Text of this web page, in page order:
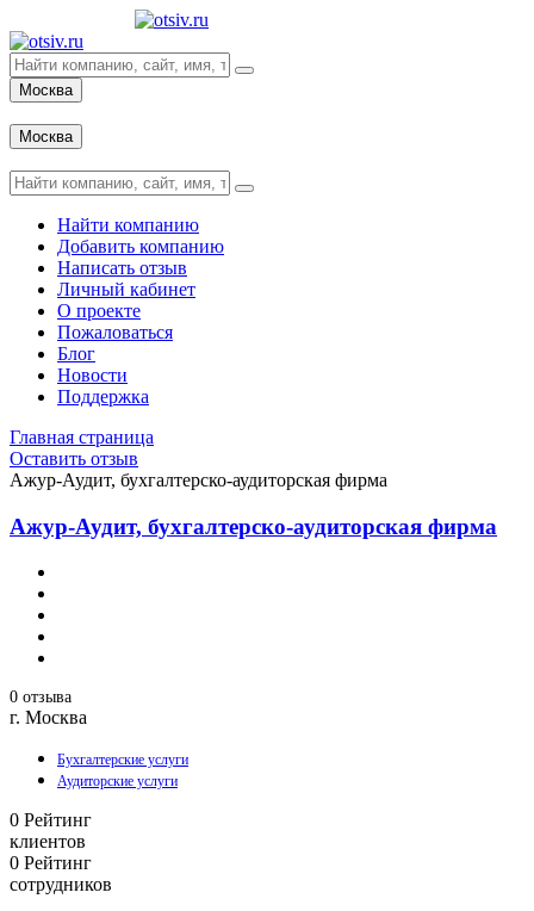
Москва
Москва
Найти компанию
Добавить компанию
Написать отзыв
Личный кабинет
О проекте
Пожаловаться
Блог
Новости
Поддержка
Главная страница
Оставить отзыв
Ажур-Аудит, бухгалтерско-аудиторская фирма
Ажур-Аудит, бухгалтерско-аудиторская фирма
0 отзыва
г. Москва
Бухгалтерские услуги
Аудиторские услуги
0 Рейтинг
клиентов
0 Рейтинг
сотрудников